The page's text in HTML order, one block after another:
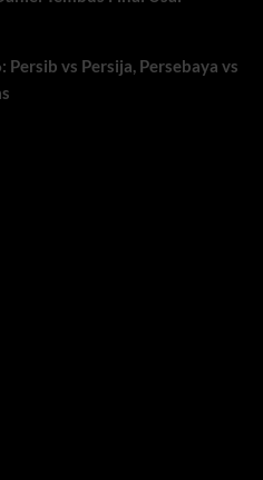
vs Persija, Persebaya vs